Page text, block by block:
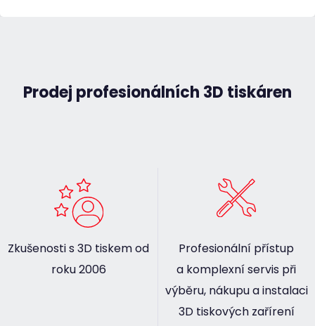
Prodej profesionálních 3D tiskáren
Zkušenosti s 3D tiskem od
roku 2006
Profesionální přístup
a komplexní servis při
výběru, nákupu a instalaci
3D tiskových zařírení